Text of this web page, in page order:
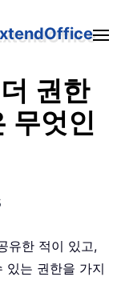
권한
무엇인
유한 적이 있고,
있는 권한을 가지